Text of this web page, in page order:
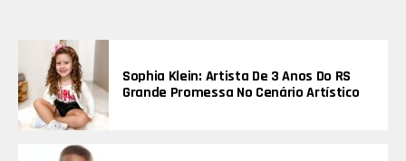
Sophia Klein: Artista De 3 Anos Do RS
Grande Promessa No Cenário Artístico